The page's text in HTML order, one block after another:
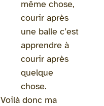
même chose,
courir après
une balle c’est
apprendre à
courir après
quelque
chose.
Voilà donc ma